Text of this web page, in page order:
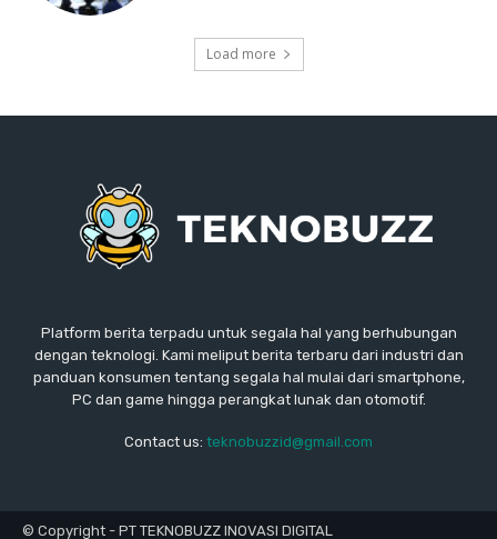
Load more
Platform berita terpadu untuk segala hal yang berhubungan
dengan teknologi. Kami meliput berita terbaru dari industri dan
panduan konsumen tentang segala hal mulai dari smartphone,
PC dan game hingga perangkat lunak dan otomotif.
Contact us: teknobuzzid@gmail.com
© Copyright - PT TEKNOBUZZ INOVASI DIGITAL